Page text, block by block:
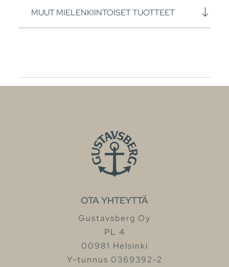
MUUT MIELENKIINTOISET TUOTTEET
OTA YHTEYTTÄ
Gustavsberg Oy
PL 4
00981 Helsinki
Y-tunnus 0369392-2